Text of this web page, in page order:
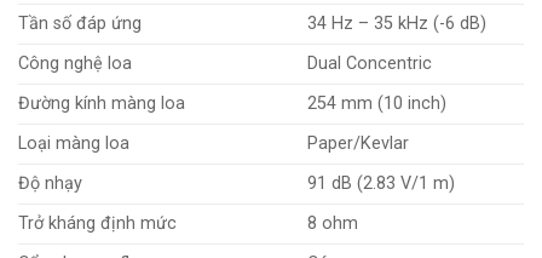
Tần số đáp ứng
34 Hz – 35 kHz (-6 dB)
Công nghệ loa
Dual Concentric
Đường kính màng loa
254 mm (10 inch)
Loại màng loa
Paper/Kevlar
Độ nhạy
91 dB (2.83 V/1 m)
Trở kháng định mức
8 ohm